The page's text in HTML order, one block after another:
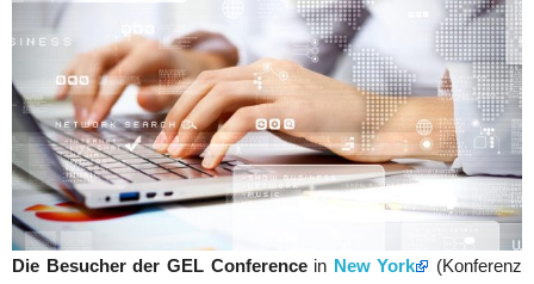
Die Besucher der GEL Conferencein New York
(Konferenz